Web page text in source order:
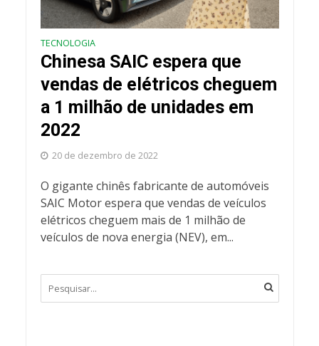
TECNOLOGIA
Chinesa SAIC espera que
vendas de elétricos cheguem
a 1 milhão de unidades em
2022
20 de dezembro de 2022
O gigante chinês fabricante de automóveis
SAIC Motor espera que vendas de veículos
elétricos cheguem mais de 1 milhão de
veículos de nova energia (NEV), em...